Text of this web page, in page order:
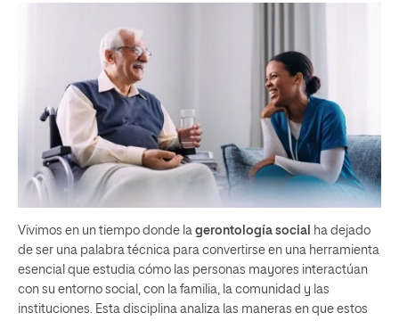
Vivimos en un tiempo donde la gerontología social
ha dejado
de ser una palabra técnica para convertirse en una herramienta
esencial que estudia cómo las personas mayores interactúan
con su entorno social, con la familia, la comunidad y las
instituciones. Esta disciplina analiza las maneras en que estos